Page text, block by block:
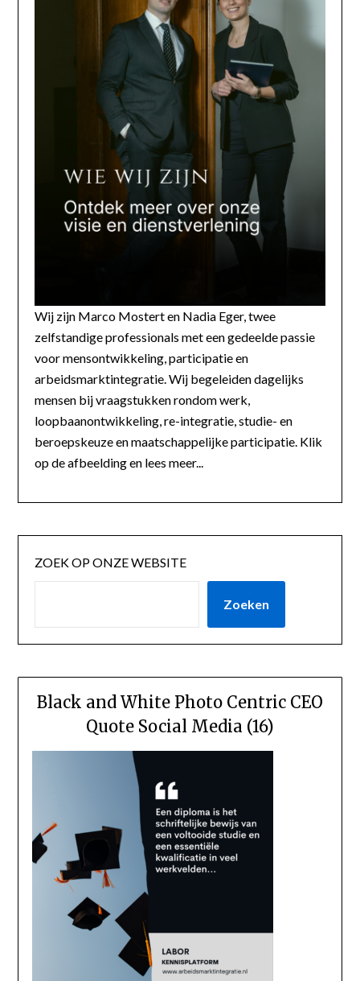
Wij zijn Marco Mostert en Nadia Eger, twee
zelfstandige professionals met een gedeelde passie
voor mensontwikkeling, participatie en
arbeidsmarktintegratie. Wij begeleiden dagelijks
mensen bij vraagstukken rondom werk,
loopbaanontwikkeling, re-integratie, studie- en
beroepskeuze en maatschappelijke participatie. Klik
op de afbeelding en lees meer...
ZOEK OP ONZE WEBSITE
Zoeken
Black and White Photo Centric CEO
Quote Social Media (16)